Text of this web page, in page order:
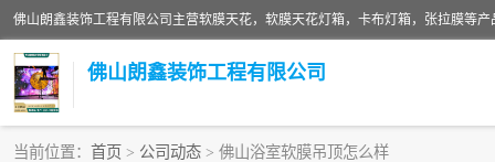
佛山朗鑫装饰工程有限公司
当前位置： 首页 > 公司动态 > 佛山浴室软膜吊顶怎么样